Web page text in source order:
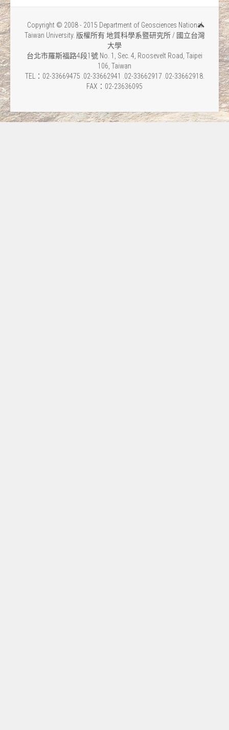
Copyright © 2008 - 2015 Department of Geosciences National
Taiwan University. 版權所有 地質科學系暨研究所 / 國立台灣
大學
台北市羅斯福路4段1號 No. 1, Sec. 4, Roosevelt Road, Taipei
106, Taiwan
TEL：02-33669475 .02-33662941 .02-33662917 .02-33662918.
FAX：02-23636095